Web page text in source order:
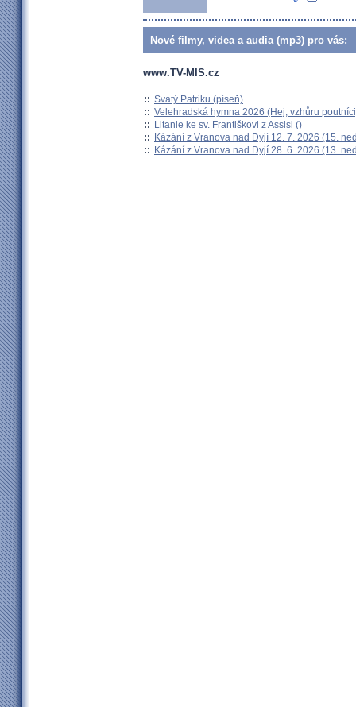
Nové filmy, videa a audia (mp3) pro vás:
www.TV-MIS.cz
:: Svatý Patriku (píseň)
:: Velehradská hymna 2026 (Hej, vzhůru
:: Litanie ke sv. Františkovi z Assisi ()
:: Kázání z Vranova nad Dyjí 12. 7. 2026 (15.
:: Kázání z Vranova nad Dyjí 28. 6. 2026 (13.